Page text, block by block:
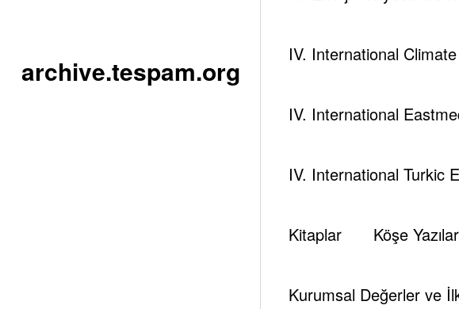
archive.tespam.org
IV. International
IV. International
IV. International Turkic
Kitaplar Köşe
Kurumsal Değerler ve